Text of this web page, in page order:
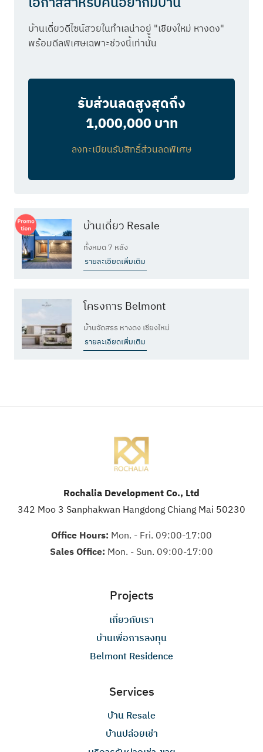
บ้านเดี่ยวดีไซน์สวยในทำเลน่าอยู่ "เชียงใหม่ หางดง"
พร้อมดีลพิเศษเฉพาะช่วงนี้เท่านั้น
รับส่วนลดสูงสุดถึง
1,000,000 บาท
ลงทะเบียนรับสิทธิ์ส่วนลดพิเศษ
บ้านเดี่ยว Resale
ทั้งหมด 7 หลัง
รายละเอียดเพิ่มเติม
โครงการ Belmont
บ้านจัดสรร หางดง เชียงใหม่
รายละเอียดเพิ่มเติม
Rochalia Development Co., Ltd
342 Moo 3 Sanphakwan Hangdong Chiang Mai 50230
Office Hours: Mon. - Fri. 09:00-17:00
Sales Office: Mon. - Sun. 09:00-17:00
Projects
เกี่ยวกับเรา
บ้านเพื่อการลงทุน
Belmont Residence
Services
บ้าน Resale
บ้านปล่อยเช่า